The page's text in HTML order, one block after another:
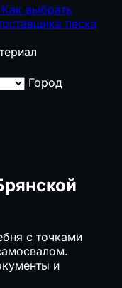
Как выбрать
песка
Город
с точками
и